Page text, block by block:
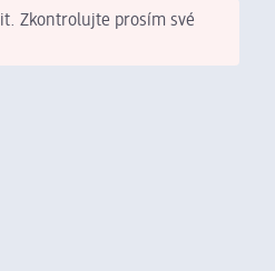
Zkontrolujte prosím své